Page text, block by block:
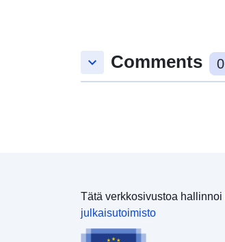
keyboard_arrow_down Comments 0
Tätä verkkosivustoa hallinnoi
julkaisutoimisto